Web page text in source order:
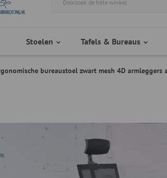
Stoelen Tafels & Bureaus
bureaustoel zwart mesh 4D